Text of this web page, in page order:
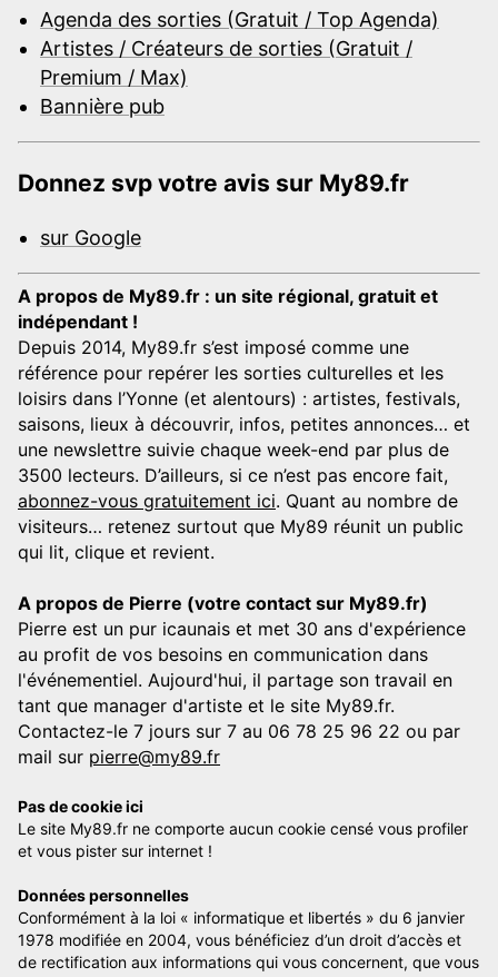
Agenda des sorties (Gratuit / Top Agenda)
Artistes / Créateurs de sorties (Gratuit /
Premium / Max)
Bannière pub
Donnez svp votre avis sur My89.fr
sur Google
A propos de My89.fr : un site régional, gratuit et
indépendant !
Depuis 2014, My89.fr s’est imposé comme une
référence pour repérer les sorties culturelles et les
loisirs dans l’Yonne (et alentours) : artistes, festivals,
saisons, lieux à découvrir, infos, petites annonces… et
une newslettre suivie chaque week-end par plus de
3500 lecteurs. D’ailleurs, si ce n’est pas encore fait,
abonnez-vous gratuitement ici. Quant au nombre de
visiteurs… retenez surtout que My89 réunit un public
qui lit, clique et revient.
A propos de Pierre (votre contact sur My89.fr)
Pierre est un pur icaunais et met 30 ans d'expérience
au profit de vos besoins en communication dans
l'événementiel. Aujourd'hui, il partage son travail en
tant que manager d'artiste et le site My89.fr.
Contactez-le 7 jours sur 7 au 06 78 25 96 22 ou par
mail sur pierre@my89.fr
Pas de cookie ici
Le site My89.fr ne comporte aucun cookie censé vous profiler
et vous pister sur internet !
Données personnelles
Conformément à la loi « informatique et libertés » du 6 janvier
1978 modifiée en 2004, vous bénéficiez d’un droit d’accès et
de rectification aux informations qui vous concernent, que vous